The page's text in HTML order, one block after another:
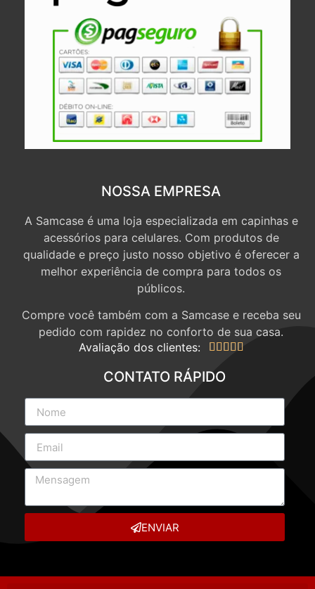
NOSSA EMPRESA
A Samcase é uma loja especializada em capinhas e
acessórios para celulares. Com produtos de
qualidade e preço justo nosso objetivo é oferecer a
melhor experiência de compra para todos os
públicos.
Compre você também com a Samcase e receba seu
pedido com rapidez no conforto de sua casa.
Avaliação dos clientes:
    
CONTATO RÁPIDO
ENVIAR